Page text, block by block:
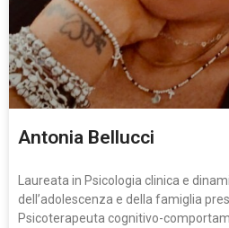
Antonia Bellucci
Laureata in Psicologia clinica e
dell’adolescenza e della famiglia
Psicoterapeuta cognitivo-